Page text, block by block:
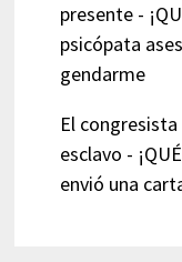
presente -
psicópata
gendarme
El
esclavo -
envió una